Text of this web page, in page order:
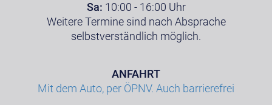
Sa: 10:00 - 16:00 Uhr
Weitere Termine sind nach Absprache
selbstverständlich möglich.
ANFAHRT
Mit dem Auto, per ÖPNV. Auch barrierefrei